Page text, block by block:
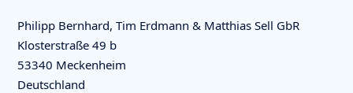
Philipp Bernhard, Tim Erdmann & Matthias Sell GbR
Klosterstraße 49 b
53340 Meckenheim
Deutschland